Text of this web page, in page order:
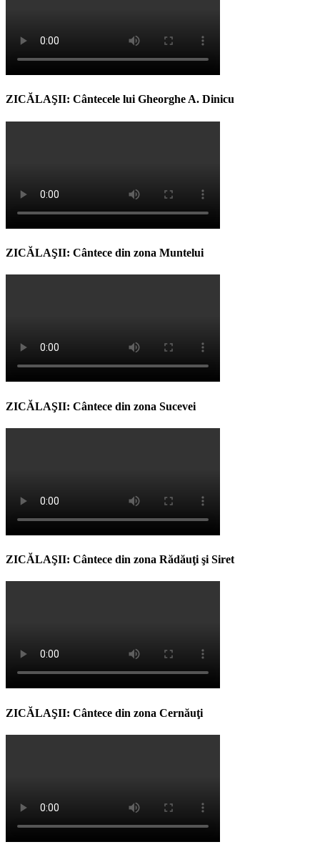
ZICĂLAŞII: Cântecele lui Gheorghe A. Dinicu
ZICĂLAŞII: Cântece din zona Muntelui
ZICĂLAŞII: Cântece din zona Sucevei
ZICĂLAŞII: Cântece din zona Rădăuţi şi Siret
ZICĂLAŞII: Cântece din zona Cernăuţi